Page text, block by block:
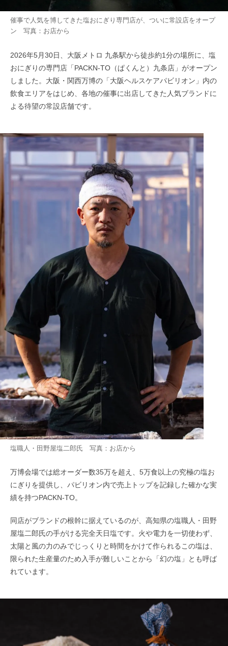
催事で人気を博してきた塩おにぎり専門店が、ついに常設店をオープ
ン 写真：お店から
2026年5月30日、大阪メトロ 九条駅から徒歩約1分の場所に、塩
おにぎりの専門店「PACKN-TO（ぱくんと）九条店」がオープン
しました。大阪・関西万博の「大阪ヘルスケアパビリオン」内の
飲食エリアをはじめ、各地の催事に出店してきた人気ブランドに
よる待望の常設店舗です。
塩職人・田野屋塩二郎氏 写真：お店から
万博会場では総オーダー数35万を超え、5万食以上の究極の塩お
にぎりを提供し、パビリオン内で売上トップを記録した確かな実
績を持つPACKN-TO。
同店がブランドの根幹に据えているのが、高知県の塩職人・田野
屋塩二郎氏の手がける完全天日塩です。火や電力を一切使わず、
太陽と風の力のみでじっくりと時間をかけて作られるこの塩は、
限られた生産量のため入手が難しいことから「幻の塩」とも呼ば
れています。